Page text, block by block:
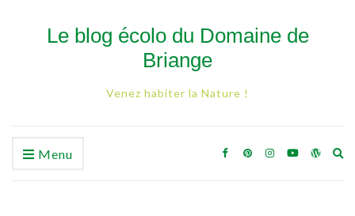
Le blog écolo du Domaine de
Briange
Venez habiter la Nature !
Menu